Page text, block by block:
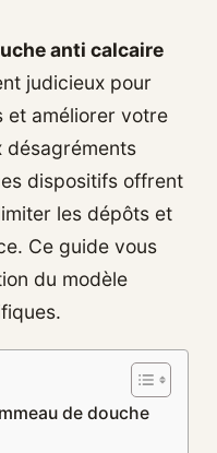
anti calcaire
judicieux pour
et améliorer votre
désagréments
dispositifs offrent
les dépôts et
Ce guide vous
du modèle
de douche